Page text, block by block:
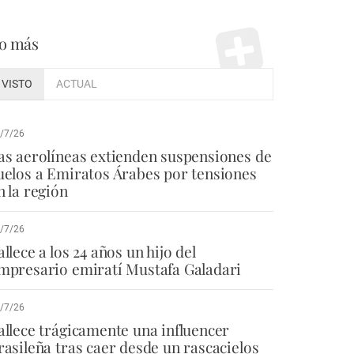
más
VISTO ACTUAL
7/26
aerolíneas extienden suspensiones de
a Emiratos Árabes por tensiones
la región
7/26
a los 24 años un hijo del
emiratí Mustafa Galadari
7/26
trágicamente una influencer
tras caer desde un rascacielos